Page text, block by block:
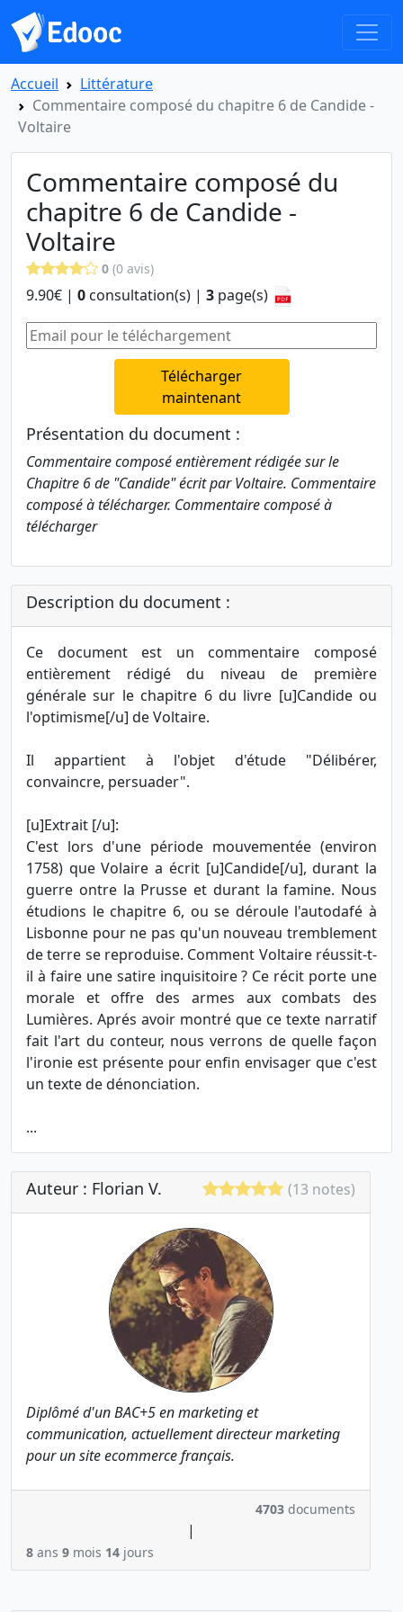
Accueil
Littérature
Commentaire composé du chapitre 6 de Candide -
Voltaire
Commentaire composé du
chapitre 6 de Candide -
Voltaire
0 (0 avis)
9.90€ | 0 consultation(s) | 3 page(s)
Télécharger
maintenant
Présentation du document :
Commentaire composé entièrement rédigée sur le
Chapitre 6 de "Candide" écrit par Voltaire. Commentaire
composé à télécharger. Commentaire composé à
télécharger
Description du document :
Ce document est un commentaire composé
entièrement rédigé du niveau de première
générale sur le chapitre 6 du livre [u]Candide ou
l'optimisme[/u] de Voltaire.
Il appartient à l'objet d'étude "Délibérer,
convaincre, persuader".
[u]Extrait [/u]:
C'est lors d'une période mouvementée (environ
1758) que Volaire a écrit [u]Candide[/u], durant la
guerre ontre la Prusse et durant la famine. Nous
étudions le chapitre 6, ou se déroule l'autodafé à
Lisbonne pour ne pas qu'un nouveau tremblement
de terre se reproduise. Comment Voltaire réussit-t-
il à faire une satire inquisitoire ? Ce récit porte une
morale et offre des armes aux combats des
Lumières. Aprés avoir montré que ce texte narratif
fait l'art du conteur, nous verrons de quelle façon
l'ironie est présente pour enfin envisager que c'est
un texte de dénonciation.
...
Auteur : Florian V. (13 notes)
Diplômé d'un BAC+5 en marketing et
communication, actuellement directeur marketing
pour un site ecommerce français.
4703 documents
|
8 ans 9 mois 14 jours